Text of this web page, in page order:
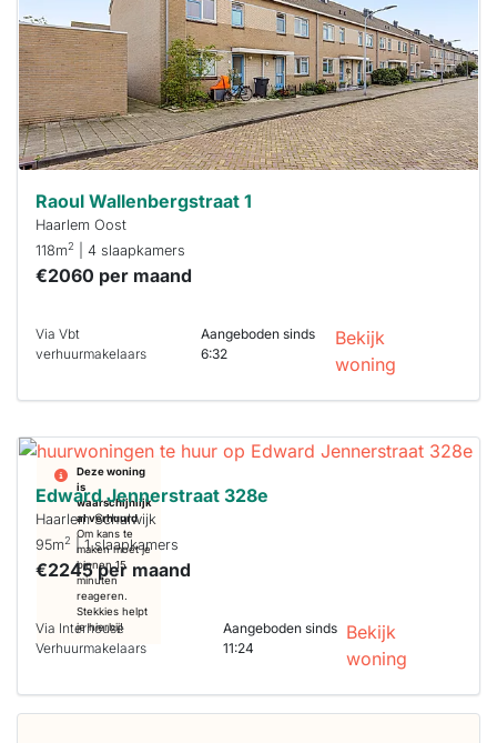
minuten
reageren.
Stekkies helpt
je hierbij!
Raoul Wallenbergstraat 1
Haarlem Oost
118m2 | 4 slaapkamers
€2060 per maand
Via Vbt
verhuurmakelaars
Aangeboden sinds
6:32
Bekijk
woning
Deze woning
is
waarschijnlijk
al verhuurd
Om kans te
maken moet je
binnen 15
minuten
reageren.
Stekkies helpt
je hierbij!
Edward Jennerstraat 328e
Haarlem Schalwijk
95m2 | 1 slaapkamers
€2245 per maand
Via Interhouse
Verhuurmakelaars
Aangeboden sinds
11:24
Bekijk
woning